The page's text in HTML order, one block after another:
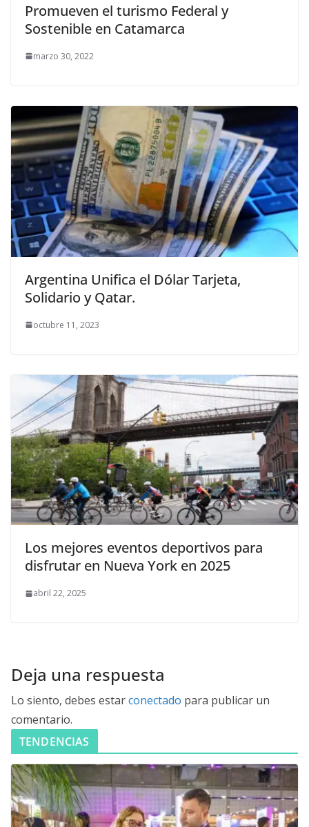
Promueven el turismo Federal y
Sostenible en Catamarca
marzo 30, 2022
Argentina Unifica el Dólar Tarjeta,
Solidario y Qatar.
octubre 11, 2023
Los mejores eventos deportivos para
disfrutar en Nueva York en 2025
abril 22, 2025
Deja una respuesta
Lo siento, debes estarconectado para publicar un
comentario.
TENDENCIAS